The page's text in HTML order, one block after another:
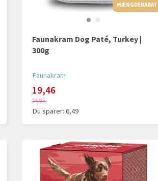
MÆNGDERABAT
Faunakram Dog Paté, Turkey |
300g
Faunakram
19,46
25,95
Du sparer:6,49